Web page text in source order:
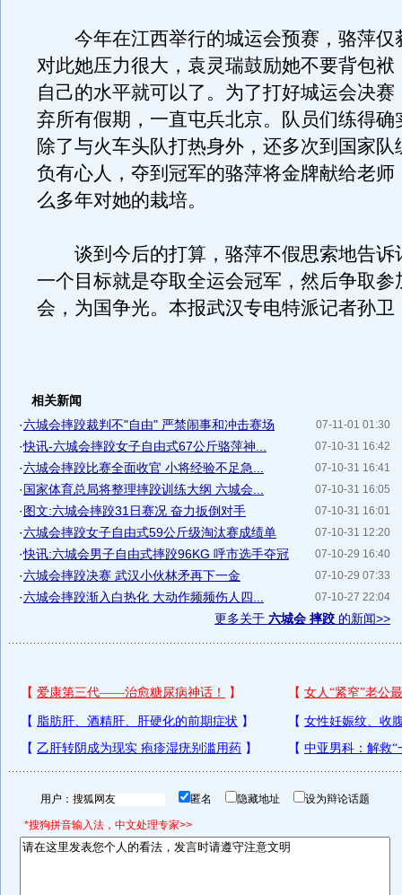
今年在江西举行的城运会预赛，骆萍仅
对此她压力很大，袁灵瑞鼓励她不要背包袱
自己的水平就可以了。为了打好城运会决赛
弃所有假期，一直屯兵北京。队员们练得确
除了与火车头队打热身外，还多次到国家队
负有心人，夺到冠军的骆萍将金牌献给老师
么多年对她的栽培。
谈到今后的打算，骆萍不假思索地告诉
一个目标就是夺取全运会冠军，然后争取参
会，为国争光。本报武汉专电特派记者孙卫
相关新闻
07-11-01 01:30
·六城会摔跤裁判不"自由" 严禁闹事和冲击赛场
07-10-31 16:42
·快讯-六城会摔跤女子自由式67公斤骆萍神...
07-10-31 16:41
·六城会摔跤比赛全面收官 小将经验不足急...
07-10-31 16:05
·国家体育总局将整理摔跤训练大纲 六城会...
07-10-31 16:01
·图文:六城会摔跤31日赛况 奋力扳倒对手
07-10-31 12:20
·六城会摔跤女子自由式59公斤级淘汰赛成绩单
07-10-29 16:40
·快讯:六城会男子自由式摔跤96KG 呼市选手夺冠
07-10-29 07:33
·六城会摔跤决赛 武汉小伙林矛再下一金
07-10-27 22:04
·六城会摔跤渐入白热化 大动作频频伤人四...
更多关于 六城会 摔跤 的新闻>>
用户： 匿名 隐藏地址 设为辩论话题
*搜狗拼音输入法，中文处理专家>>